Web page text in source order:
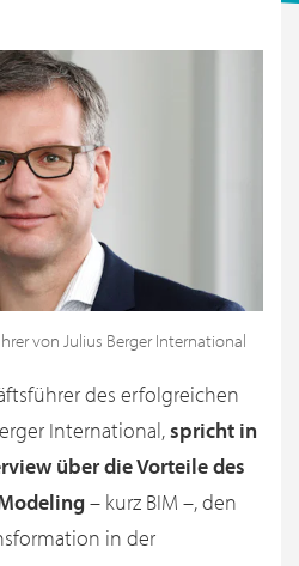
von Julius Berger International
des erfolgreichen
International,spricht in
über die Vorteile des
– kurz BIM –, den
in der